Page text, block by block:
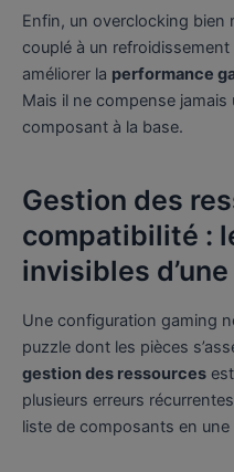
Enfin, un overclocking bien
couplé à un
améliorer la performance
Mais il ne compense
composant à la base.
Gestion des
compatibilité :
invisibles
Une configuration gaming
puzzle dont les pièces
gestion des ressources
plusieurs erreurs
liste de composants en